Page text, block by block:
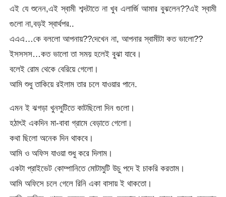
এই যে শুনেন,এই স্বামী শব্দটাতে না খুব এলার্জি আমার বুঝলেন??এই স্বামী
গুলো না,বড়ই স্বার্থপর..
এএএ…কে বললো আপনায়??দেখেন না, আপনার স্বামীটা কত ভালো??
ইসসসস…কত ভালো তা সময় হলেই বুঝা যাবে।
বলেই রোম থেকে বেরিয়ে গেলো।
আমি শুধু তাকিয়ে রইলাম তার চলে যাওয়ার পানে.
এমন ই ঝগড়া খুনসুটিতে কাটছিলো দিন গুলো।
হঠাৎই একদিন মা-বাবা গ্রামে বেড়াতে গেলো।
কথা ছিলো অনেক দিন থাকবে।
আমি ও অফিস যাওয়া শুধু করে দিলাম।
একটা প্রাইভেট কোম্পানিতে মোটামুটি উচু পদে ই চাকরি করতাম।
আমি অফিসে চলে গেলে রিনি একা বাসায় ই থাকতো।